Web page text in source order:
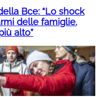
Bce: “Lo shock
delle famiglie.
alto”